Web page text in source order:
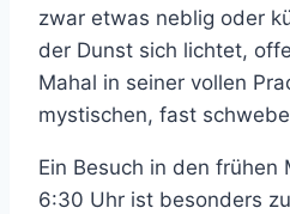
zwar etwas neblig oder
der Dunst sich lichtet,
Mahal in seiner vollen
mystischen, fast
Ein Besuch in den frühen
6:30 Uhr ist besonders